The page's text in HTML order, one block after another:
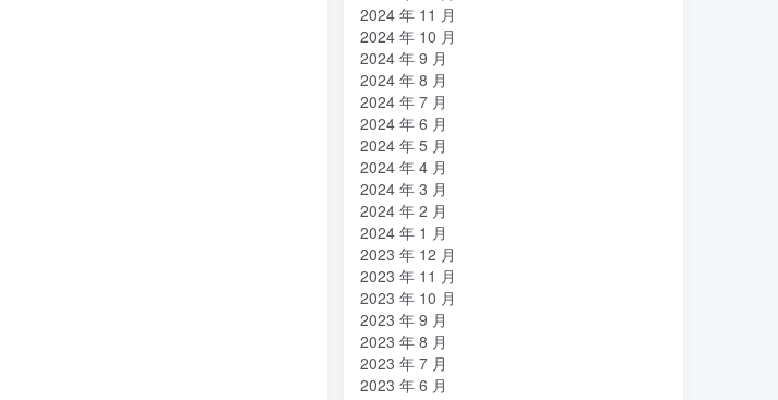
2024 年 11 月
2024 年 10 月
2024 年 9 月
2024 年 8 月
2024 年 7 月
2024 年 6 月
2024 年 5 月
2024 年 4 月
2024 年 3 月
2024 年 2 月
2024 年 1 月
2023 年 12 月
2023 年 11 月
2023 年 10 月
2023 年 9 月
2023 年 8 月
2023 年 7 月
2023 年 6 月